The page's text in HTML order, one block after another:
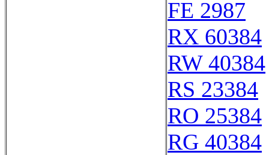
FE 2987
RX 60384
RW 40384
RS 23384
RO 25384
RG 40384